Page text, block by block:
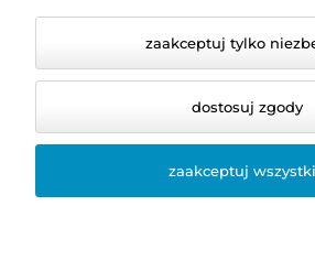
© 2026 dentis24.pl. Wszelkie
zaakceptuj tylko
dostosuj zgody
zaakceptuj